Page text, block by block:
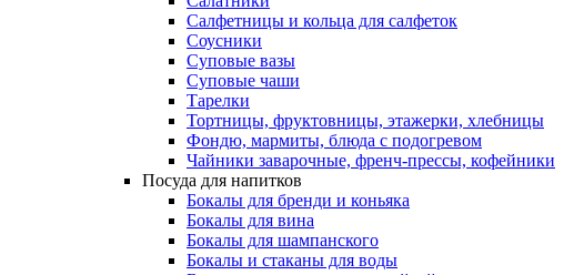
Салфетницы и кольца для салфеток
Соусники
Суповые вазы
Суповые чаши
Тарелки
Тортницы, фруктовницы, этажерки, хлебницы
Фондю, мармиты, блюда с подогревом
Чайники заварочные, френч-прессы, кофейники
Посуда для напитков
Бокалы для бренди и коньяка
Бокалы для вина
Бокалы для шампанского
Бокалы и стаканы для воды